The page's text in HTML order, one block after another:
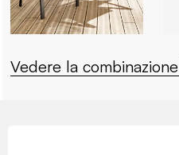
Vedere la combinazione